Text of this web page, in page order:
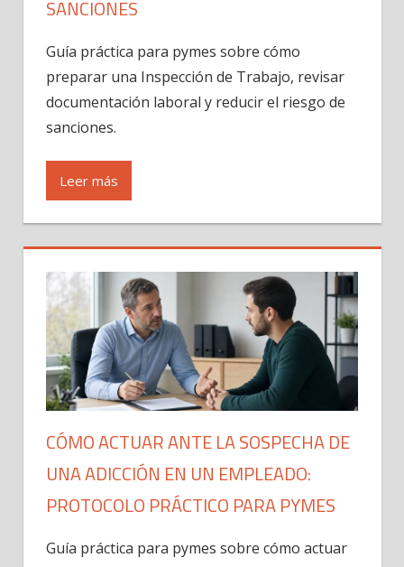
SANCIONES
Guía práctica para pymes sobre cómo
preparar una Inspección de Trabajo, revisar
documentación laboral y reducir el riesgo de
sanciones.
Leer más
CÓMO ACTUAR ANTE LA SOSPECHA DE
UNA ADICCIÓN EN UN EMPLEADO:
PROTOCOLO PRÁCTICO PARA PYMES
Guía práctica para pymes sobre cómo actuar